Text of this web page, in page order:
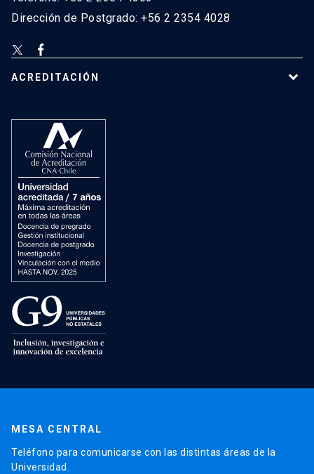
Dirección de Postgrado: +56 2 2354 4028
ACREDITACIÓN
MESA CENTRAL
Teléfono para comunicarse con las distintas áreas de la
Universidad.